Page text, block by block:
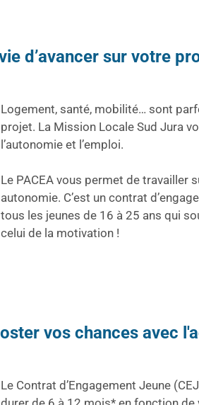
d’avancer sur votre
Logement, santé, mobilité… sont
projet. La Mission Locale Sud Jura
l’autonomie et l’emploi.
Le PACEA vous permet de travailler
autonomie. C’est un contrat
tous les jeunes de 16 à 25 ans qui
celui de la motivation !
vos chances avec
Le Contrat d’Engagement Jeune